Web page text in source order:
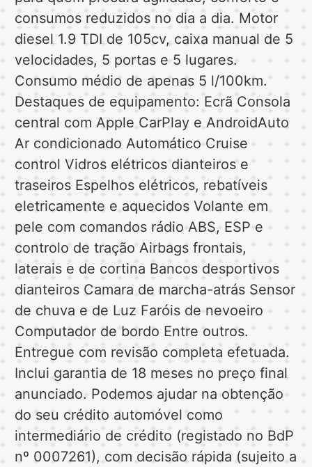
consumos reduzidos no dia a dia. Motor
diesel 1.9 TDI de 105cv, caixa manual de 5
velocidades, 5 portas e 5 lugares.
Consumo médio de apenas 5 l/100km.
Destaques de equipamento: Ecrã Consola
central com Apple CarPlay e AndroidAuto
Ar condicionado Automático Cruise
control Vidros elétricos dianteiros e
traseiros Espelhos elétricos, rebatíveis
eletricamente e aquecidos Volante em
pele com comandos rádio ABS, ESP e
controlo de tração Airbags frontais,
laterais e de cortina Bancos desportivos
dianteiros Camara de marcha-atrás Sensor
de chuva e de Luz Faróis de nevoeiro
Computador de bordo Entre outros.
Entregue com revisão completa efetuada.
Inclui garantia de 18 meses no preço final
anunciado. Podemos ajudar na obtenção
do seu crédito automóvel como
intermediário de crédito (registado no BdP
nº 0007261), com decisão rápida (sujeito a